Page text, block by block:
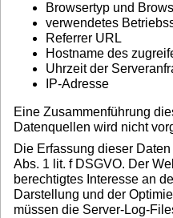
Browsertyp und
verwendetes
Referrer URL
Hostname des
Uhrzeit der
IP-Adresse
Eine Zusammenführung
Datenquellen wird nicht
Die Erfassung dieser
Abs. 1 lit. f DSGVO. Der
berechtigtes Interesse an
Darstellung und der
müssen die Server-Log-